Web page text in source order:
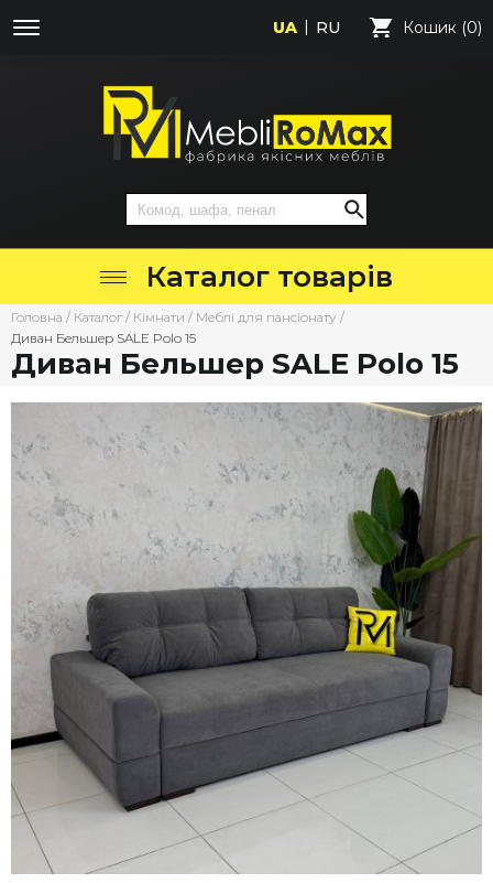
UA RU Кошик (0)
Каталог товарів
Головна / Каталог / Кімнати / Меблі для пансіонату /
Диван Бельшер SALE Polo 15
Диван Бельшер SALE Polo 15